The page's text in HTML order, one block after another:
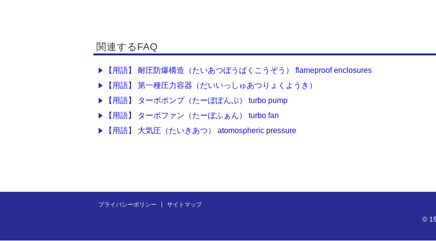
関連するFAQ
【用語】 耐圧防爆構造（たいあつぼうばくこうぞう） flameproof enclosures
【用語】 第一種圧力容器（だいいっしゅあつりょくようき）
【用語】 ターボポンプ（たーぼぽんぷ） turbo pump
【用語】 ターボファン（たーぼふぁん） turbo fan
【用語】 大気圧（たいきあつ） atomospheric pressure
プライバシーポリシー サイトマップ
©